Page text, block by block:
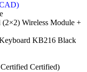
Wireless Module +
KB216 Black
Certified)